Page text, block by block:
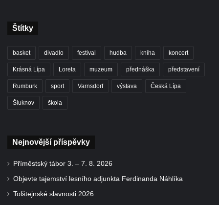
Štítky
basket divadlo festival hudba kniha koncert
Krásná Lípa Loreta muzeum přednáška představení
Rumburk sport Varnsdorf výstava Česká Lípa
Šluknov škola
Nejnovější příspěvky
Příměstský tábor 3. – 7. 8. 2026
Objevte tajemství lesního adjunkta Ferdinanda Náhlíka
Tolštejnské slavnosti 2026